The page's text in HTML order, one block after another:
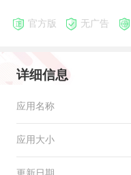
官方版 无广告
详细信息
应用名称
应用大小